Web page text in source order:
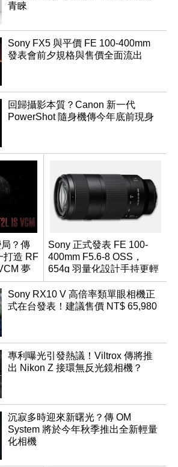
青睞
Sony FX5 與平價 FE 100-400mm
發表會前夕規格與售價全面流出
回歸攝影本質？Canon 新一代
PowerShot 隨身機傳今年底前現身
？傳
打造 RF
夢
Sony 正式發表 FE 100-
400mm F5.6-8 OSS，
654g 羽量化設計手持更輕
鬆
Sony RX10 V 高倍率類單眼相機正
式在台發表！建議售價 NT$ 65,980
專利曝光引發熱議！Viltrox 傳將推
出 Nikon Z 接環無反光鏡相機？
沉寂多時迎來新曙光？傳 OM
System 將於今年秋季推出全新輕量
化相機